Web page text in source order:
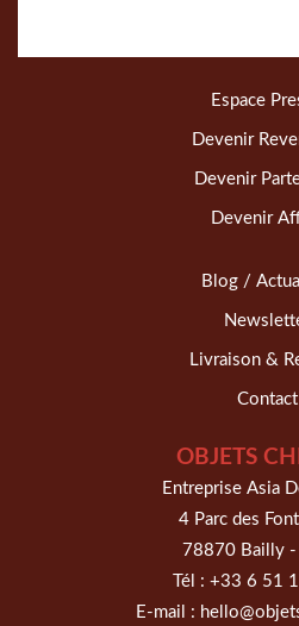
Espace
Devenir
Devenir
Devenir
Blog /
Livraison &
Contact
OBJETS
Entreprise Asia
4 Parc des
78870 Bailly -
Tél : +33 6 51
E-mail :